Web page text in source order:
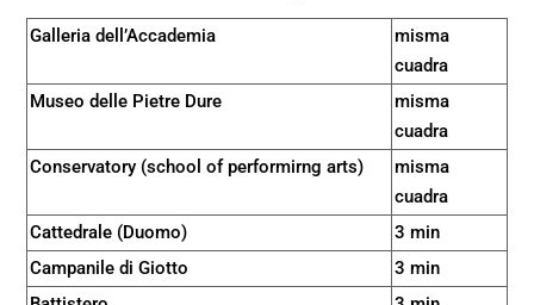
Galleria dell’Accademia
misma
cuadra
Museo delle Pietre Dure
misma
cuadra
Conservatory (school of performirng arts)
misma
cuadra
Cattedrale (Duomo)
3 min
Campanile di Giotto
3 min